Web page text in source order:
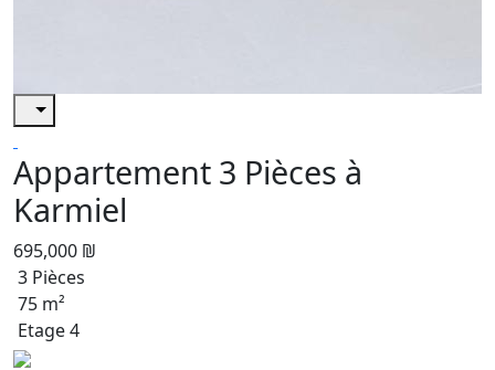
Appartement 3 Pièces à
Karmiel
695,000 ₪
3 Pièces
75 m²
Etage 4